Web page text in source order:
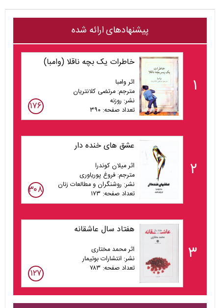
پیشنهادهای ارائه شده
۱
خاطرات یک بچه ناقلا (وامبا)
اثر وامبا
مترجم: مرتضی کلانتریان
نشر: روزنه
تعداد صفحه: ۳۹۰
۱۷۶
۲
عشق های خنده دار
اثر میلان کوندرا
مترجم: فروغ پوریاوری
نشر: روشنگران و مطالعات زنان
تعداد صفحه: ۱۷۳
۳۰۸
۳
هفتاد سال عاشقانه
اثر محمد مختاری
نشر: انتشارات بوتیمار
تعداد صفحه: ۷۸۳
۱۲۷